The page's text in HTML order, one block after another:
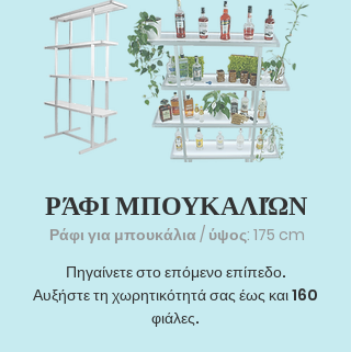
ΡΆΦΙ ΜΠΟΥΚΑΛΙΏΝ
Ράφι για μπουκάλια / ύψος: 175 cm
Πηγαίνετε στο επόμενο επίπεδο.
Αυξήστε τη χωρητικότητά σας έως και 160
φιάλες.